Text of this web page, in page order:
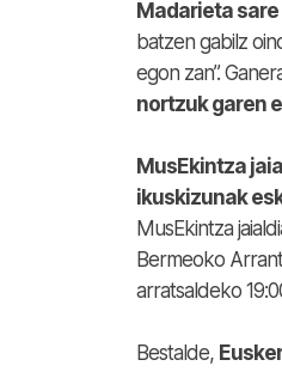
Madarieta
batzen gabilz
egon zan”.
nortzuk garen
MusEkintza
ikuskizunak
MusEkintza
Bermeoko
arratsaldeko
Bestalde,